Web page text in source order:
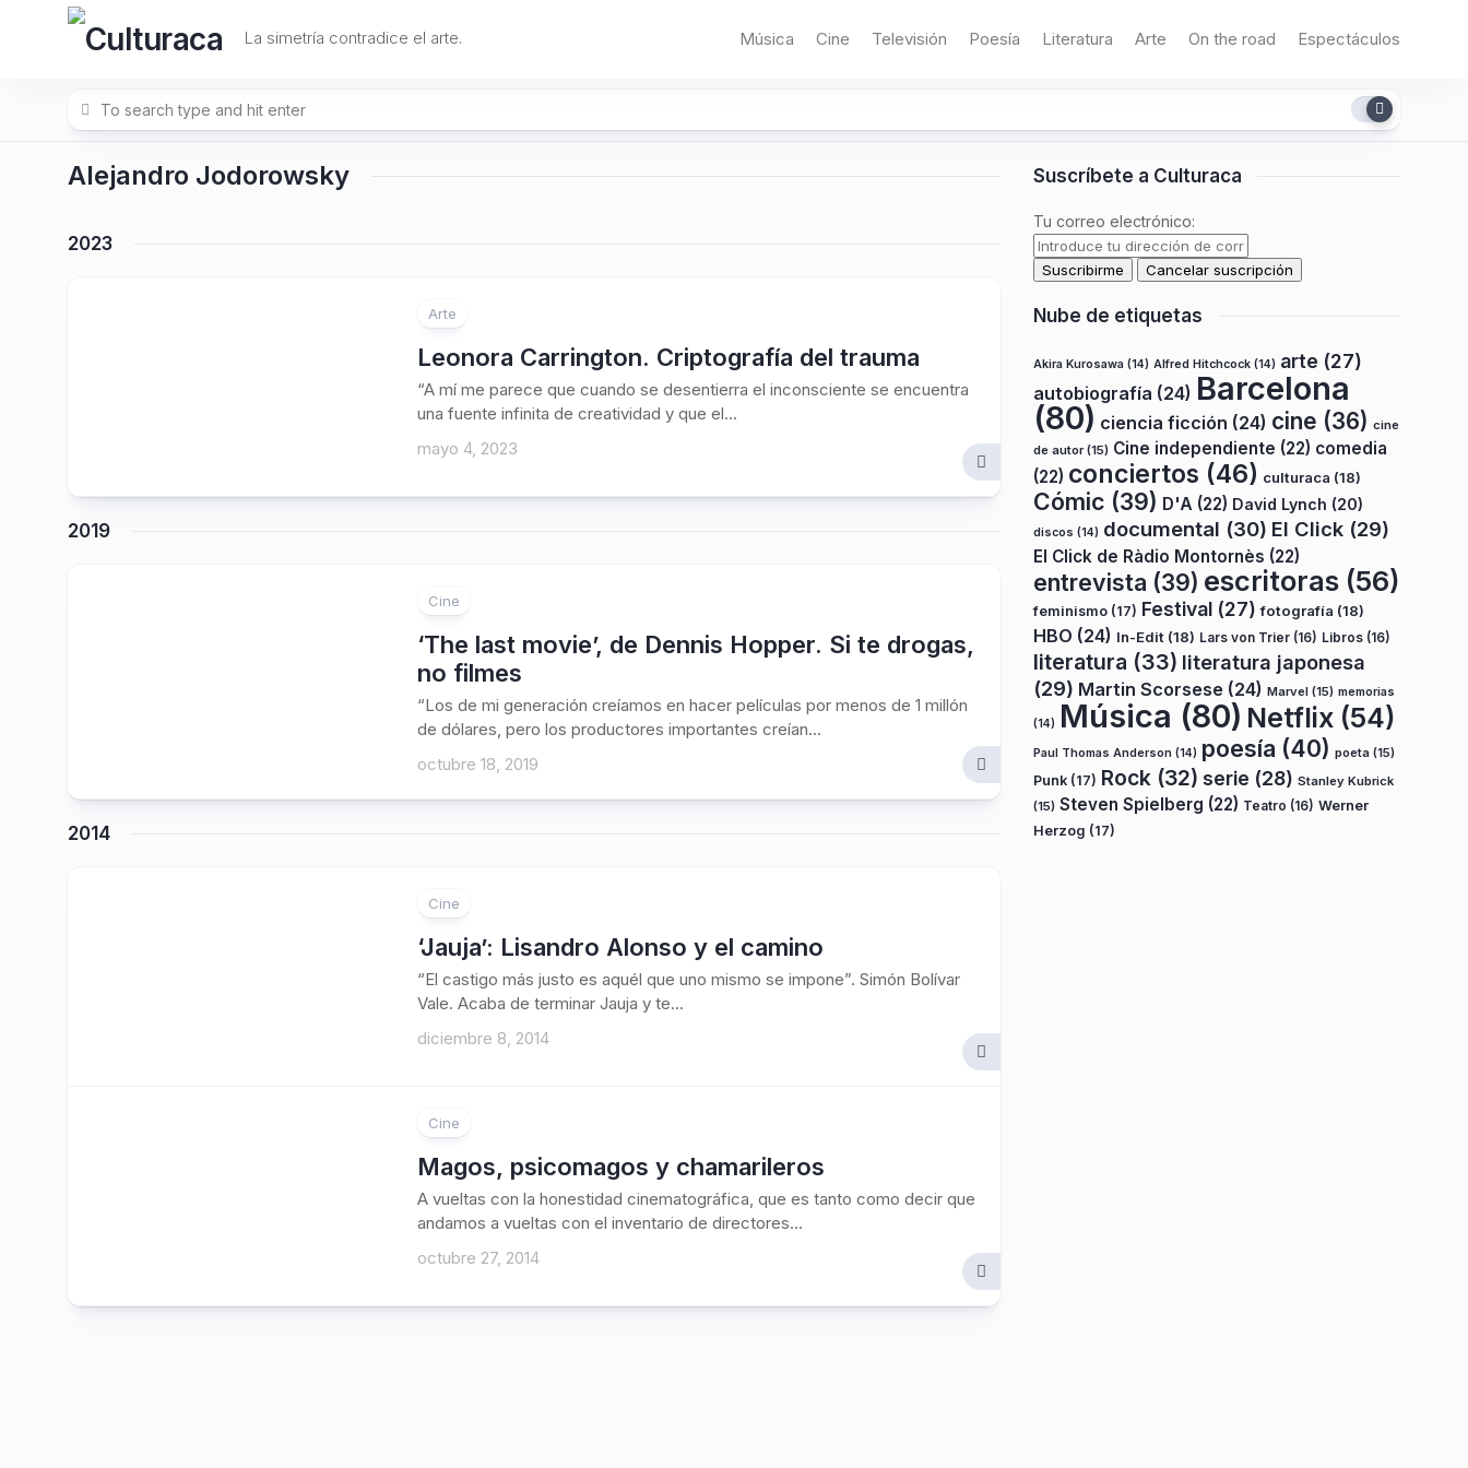
La simetría contradice el arte. Música Cine Televisión Poesía Literatura Arte On the road Espectáculos
Alejandro Jodorowsky
2023
Arte
Leonora Carrington. Criptografía del trauma
“A mí me parece que cuando se desentierra el inconsciente se encuentra
una fuente infinita de creatividad y que el...
mayo 4, 2023
2019
Cine
‘The last movie’, de Dennis Hopper. Si te drogas,
no filmes
“Los de mi generación creíamos en hacer películas por menos de 1 millón
de dólares, pero los productores importantes creían...
octubre 18, 2019
2014
Cine
‘Jauja’: Lisandro Alonso y el camino
“El castigo más justo es aquél que uno mismo se impone”. Simón Bolívar
Vale. Acaba de terminar Jauja y te...
diciembre 8, 2014
Cine
Magos, psicomagos y chamarileros
A vueltas con la honestidad cinematográfica, que es tanto como decir que
andamos a vueltas con el inventario de directores...
octubre 27, 2014
Suscríbete a Culturaca
Tu correo electrónico:
Nube de etiquetas
Akira Kurosawa (14) Alfred Hitchcock (14) arte (27)
autobiografía (24) Barcelona
(80) ciencia ficción (24) cine (36) cine
de autor(15) Cine independiente (22) comedia
(22) conciertos (46) culturaca (18)
Cómic (39) D'A (22) David Lynch (20)
discos (14) documental (30) El Click (29)
El Click de Ràdio Montornès (22)
entrevista (39) escritoras (56)
feminismo (17) Festival (27) fotografía (18)
HBO (24) In-Edit (18) Lars von Trier (16) Libros (16)
literatura (33) literatura japonesa
(29) Martin Scorsese (24) Marvel (15) memorias
(14) Música (80) Netflix (54)
Paul Thomas Anderson (14) poesía (40) poeta (15)
Punk (17) Rock (32) serie (28) Stanley Kubrick
(15) Steven Spielberg (22) Teatro (16) Werner
Herzog (17)